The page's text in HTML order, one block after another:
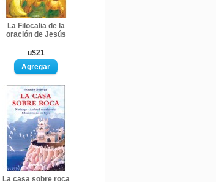
La Filocalia de la
oración de Jesús
u$21
La casa sobre roca